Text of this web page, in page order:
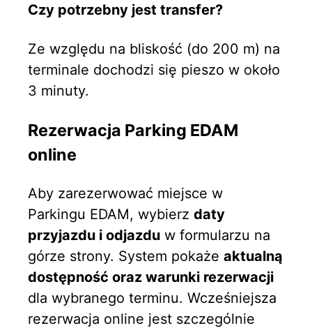
Czy potrzebny jest transfer?
Ze względu na bliskość (do 200 m) na
terminale dochodzi się pieszo w około
3 minuty.
Rezerwacja Parking EDAM
online
Aby zarezerwować miejsce w
Parkingu EDAM, wybierz daty
przyjazdu i odjazdu w formularzu na
górze strony. System pokaże aktualną
dostępność oraz warunki rezerwacji
dla wybranego terminu. Wcześniejsza
rezerwacja online jest szczególnie